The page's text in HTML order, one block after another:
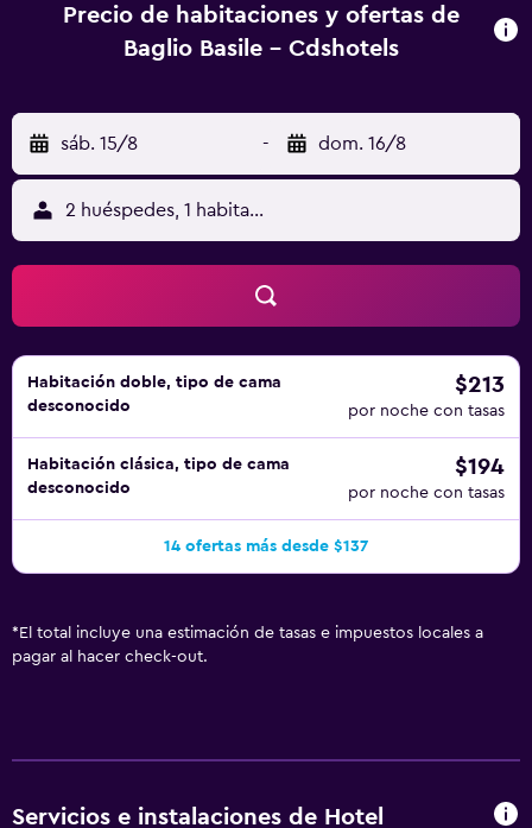
equipados con bañera o ducha, bidé, artículos de higiene
personal gratuitos y secador de pelo. Los servicios para
y cortinas opacas. Se ofrece servicio de limpieza todos los
días y es posible solicitar cambio de toallas. En el
alojamiento hay piscina cubierta, piscina infantil, piscina al
aire libre de temporada y bañera de hidromasaje. Otros
servicios de ocio y esparcimiento incluyen sauna. Se
pueden practicar las actividades de ocio y esparcimiento
que se indican más abajo en las instalaciones o cerca del
alojamiento (es posible que se aplique un recargo).
Precio de habitaciones y ofertas de
Baglio Basile - Cdshotels
sáb. 15/8 - dom. 16/8
2 huéspedes, 1 habitación
Habitación doble, tipo de cama
desconocido
$213
por noche con tasas
Habitación clásica, tipo de cama
desconocido
$194
por noche con tasas
14 ofertas más desde $137
* El total incluye una estimación de tasas e impuestos locales a
pagar al hacer check-out.
Servicios e instalaciones de Hotel